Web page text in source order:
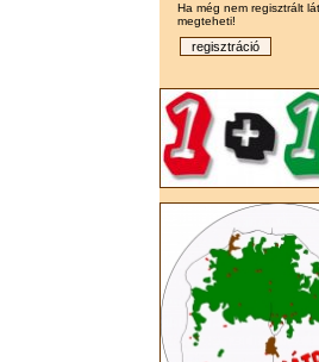
Ha még nem regisztrált
megteheti!